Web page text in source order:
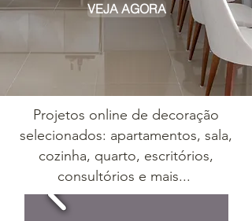
VEJA AGORA
Projetos online de decoração
selecionados: apartamentos, sala,
cozinha, quarto, escritórios,
consultórios e mais...